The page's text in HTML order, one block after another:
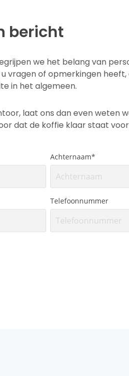
bericht
we het belang van
vragen of opmerkingen
in het algemeen.
laat ons dan even weten
dat de koffie klaar staat
Achternaam*
Telefoonnummer